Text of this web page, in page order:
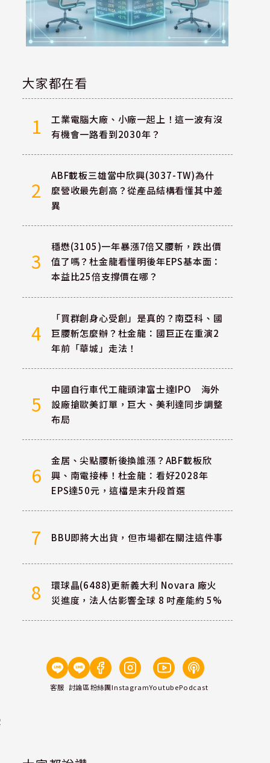
大家都在看
1
工業電腦大廠、小廠一起上！這一波有沒
有機會一路看到2030年？
2
ABF載板三雄當中欣興(3037-TW)為什
麼營收最先創高？從產品結構看懂其中差
異
3
穩懋(3105)一年暴漲7倍又腰斬，跌出價
值了嗎？杜金龍看懂明後年EPS基本面：
本益比25倍支撐價在哪？
4
「買群創身心受創」是真的？南亞科、國
巨腰斬怎麼辦？杜金龍：國巨正在重演2
年前「華城」走法！
5
中國自行車代工龍頭津富士達IPO 海外
設廠搶歐美訂單，巨大、美利達同步調整
布局
6
金居、尖點腰斬後換誰漲？ABF載板欣
興、南電接棒！杜金龍：看好2028年
EPS達50元，這檔是末升段首選
7 BBU即將大出貨，但市場都在關注這件事
8
環球晶(6488)更新義大利 Novara 廠火
災進度，法人估影響全球 8 吋產能約 5%
客服 討論區粉絲團InstagramYoutubePodcast